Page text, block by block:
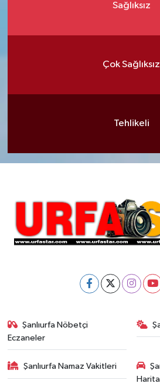
Sağlıksız
Çok Sağlıksız
Tehlikeli
Şanlıurfa Nöbetçi
Eczaneler
Şanlıurfa Namaz Vakitleri